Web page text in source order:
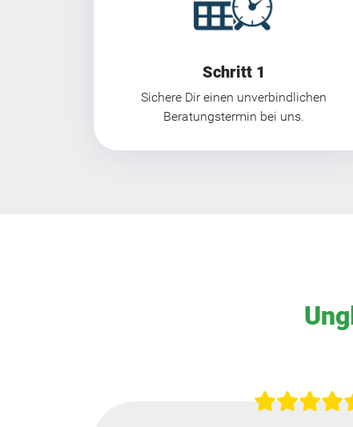
Schritt 1
Sichere Dir einen unverbindlichen
Beratungstermin bei uns.